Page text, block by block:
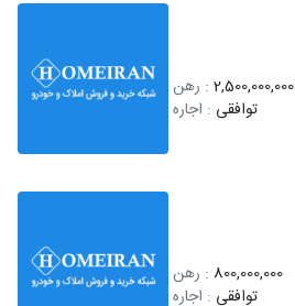
2,500,000,000 : رهن
توافقی : اجاره
800,000,000 : رهن
توافقی : اجاره